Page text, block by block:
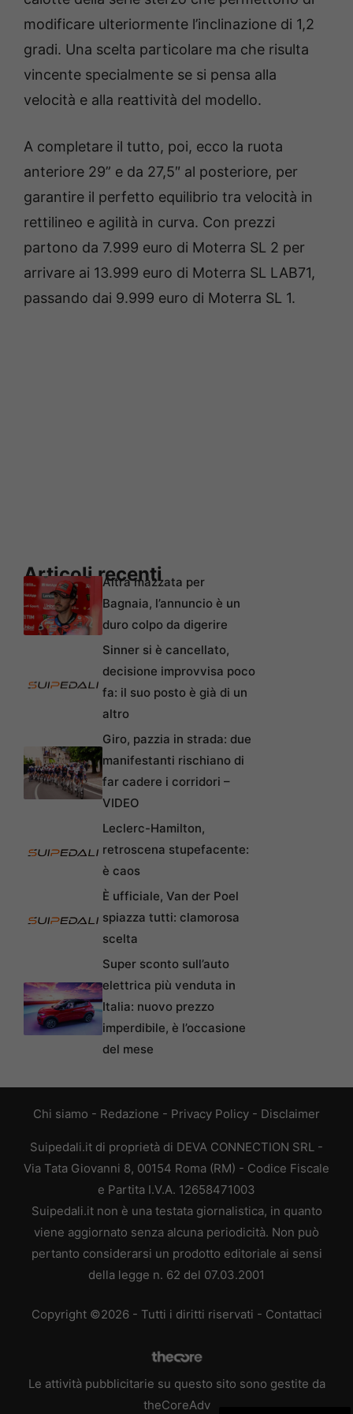
modificare ulteriormente l’inclinazione di 1,2
gradi. Una scelta particolare ma che risulta
vincente specialmente se si pensa alla
velocità e alla reattività del modello.
A completare il tutto, poi, ecco la ruota
anteriore 29” e da 27,5″ al posteriore, per
garantire il perfetto equilibrio tra velocità in
rettilineo e agilità in curva. Con prezzi
partono da 7.999 euro di Moterra SL 2 per
arrivare ai 13.999 euro di Moterra SL LAB71,
passando dai 9.999 euro di Moterra SL 1.
Articoli recenti
Altra mazzata per
Bagnaia, l’annuncio è un
duro colpo da digerire
Sinner si è cancellato,
decisione improvvisa poco
fa: il suo posto è già di un
altro
Giro, pazzia in strada: due
manifestanti rischiano di
far cadere i corridori –
VIDEO
Leclerc-Hamilton,
retroscena stupefacente:
è caos
È ufficiale, Van der Poel
spiazza tutti: clamorosa
scelta
Super sconto sull’auto
elettrica più venduta in
Italia: nuovo prezzo
imperdibile, è l’occasione
del mese
Chi siamo - Redazione - Privacy Policy - Disclaimer
Suipedali.it di proprietà di DEVA CONNECTION SRL -
Via Tata Giovanni 8, 00154 Roma (RM) - Codice Fiscale
e Partita I.V.A. 12658471003
Suipedali.it non è una testata giornalistica, in quanto
viene aggiornato senza alcuna periodicità. Non può
pertanto considerarsi un prodotto editoriale ai sensi
della legge n. 62 del 07.03.2001
Copyright ©2026 - Tutti i diritti riservati - Contattaci
Le attività pubblicitarie su questo sito sono gestite da
theCoreAdv